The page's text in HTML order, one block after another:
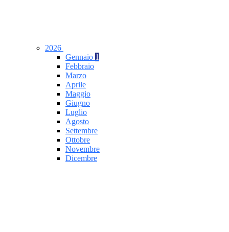
2026
Gennaio 1
Febbraio
Marzo
Aprile
Maggio
Giugno
Luglio
Agosto
Settembre
Ottobre
Novembre
Dicembre